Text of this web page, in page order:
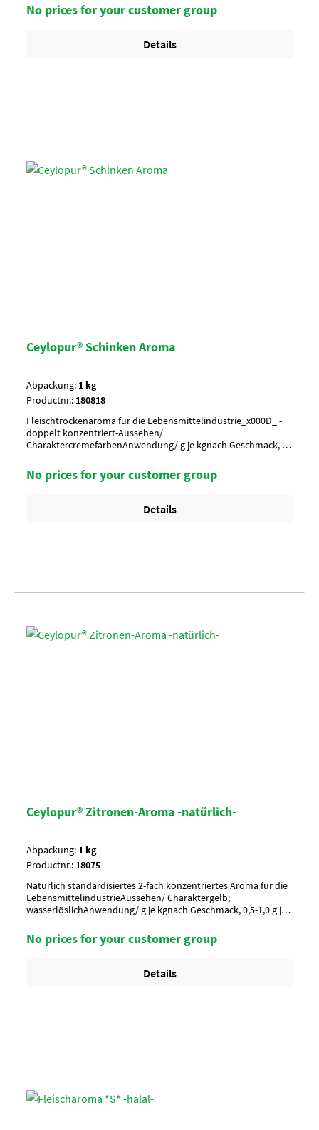
No prices for your customer group
Details
Ceylopur® Schinken Aroma
Abpackung: 1 kg
Productnr.: 180818
Fleischtrockenaroma für die Lebensmittelindustrie_x000D_ -
doppelt konzentriert-Aussehen/
CharaktercremefarbenAnwendung/ g je kgnach Geschmack, 1
PaletteArtikel-StatusHalal geeignet
No prices for your customer group
Details
Ceylopur® Zitronen-Aroma -natürlich-
Abpackung: 1 kg
Productnr.: 18075
Natürlich standardisiertes 2-fach konzentriertes Aroma für die
LebensmittelindustrieAussehen/ Charaktergelb;
wasserlöslichAnwendung/ g je kgnach Geschmack, 0,5-1,0 g je
PaletteArtikel-StatusHalal geeignet
No prices for your customer group
Details